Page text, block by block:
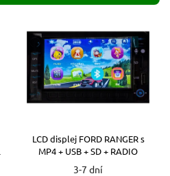
LCD displej FORD RANGER s
MP4 + USB + SD + RADIO
3-7 dní